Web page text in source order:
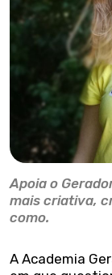
Apoia o
mais criativa,
como.
A Academia